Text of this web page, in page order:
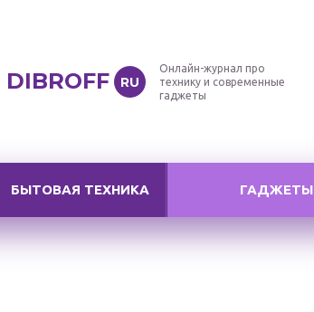
DIBROFF RU
Онлайн-журнал про
технику и современные
гаджеты
БЫТОВАЯ ТЕХНИКА ГАДЖЕТЫ